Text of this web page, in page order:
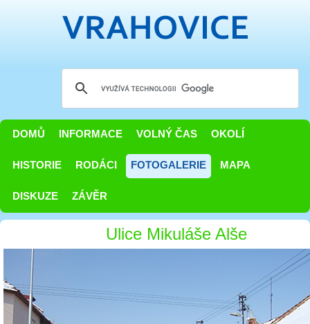
DOMŮ INFORMACE VOLNÝ ČAS OKOLÍ
HISTORIE RODÁCI FOTOGALERIE MAPA
DISKUZE ZÁVĚR
Ulice Mikuláše Alše